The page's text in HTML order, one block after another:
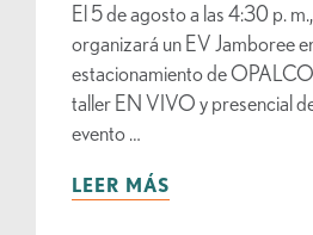
El 5 de agosto a las 4:30 p.
organizará un EV Jamboree
estacionamiento de OPALCO
taller EN VIVO y presencial
evento …
LEER MÁS